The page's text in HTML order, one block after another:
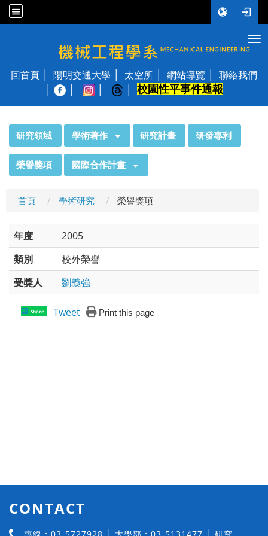
國立陽明交通大學 機械工程學系
回首頁 陽明交通大學 太空所 網站導覽
聯絡我們
校園性平事件通報
研究領域 學術著作 研究計畫 研發專利
榮譽獎項 國際合作計畫
首頁 學術研究 榮譽獎項
年度
2005
類別
校外榮譽
受獎人
劉義強
Share Tweet Print this page
CONTACT